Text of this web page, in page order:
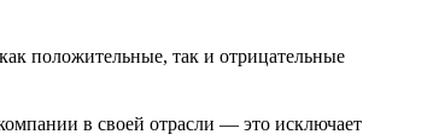
положительные, так и отрицательные
в своей отрасли — это исключает